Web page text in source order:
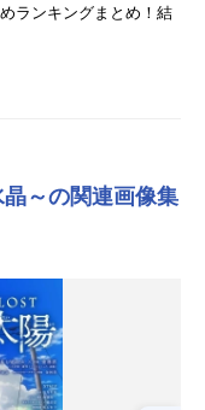
ランキングまとめ！結
～の関連画像集